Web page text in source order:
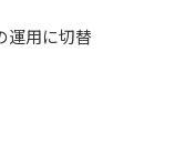
運用に切替